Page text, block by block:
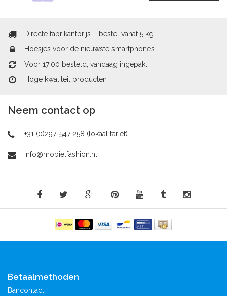
Directe fabrikantprijs – bestel vanaf 5 kg
Hoesjes voor de nieuwste smartphones
Voor 17:00 besteld, vandaag ingepakt
Hoge kwaliteit producten
Neem contact op
+31 (0)297-547 258 (lokaal tarief)
info@mobielfashion.nl
Betaalmethoden
Bancontact